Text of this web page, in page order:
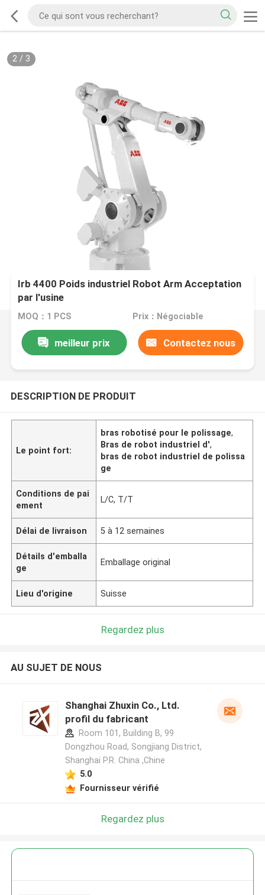
2/ 3
Irb 4400 Poids industriel Robot Arm Acceptation
par l'usine
MOQ：1 PCS Prix：Négociable
meilleur prix Contactez nous
DESCRIPTION DE PRODUIT
Le point fort:
bras robotisé pour le polissage,
Bras de robot industriel d',
bras de robot industriel de polissa
ge
Conditions de pai
ement
L/C, T/T
Délai de livraison 5 à 12 semaines
Détails d'emballa
ge
Emballage original
Lieu d'origine Suisse
Regardez plus
AU SUJET DE NOUS
Shanghai Zhuxin Co., Ltd.
profil du fabricant
Room 101, Building B, 99
Dongzhou Road, Songjiang District,
Shanghai P.R. China ,Chine
5.0
Fournisseur vérifié
Regardez plus